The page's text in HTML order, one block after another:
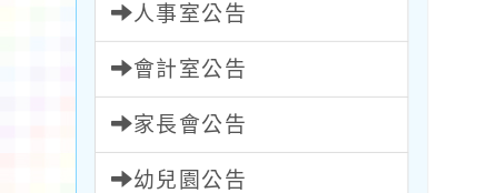
人事室公告
會計室公告
家長會公告
幼兒園公告